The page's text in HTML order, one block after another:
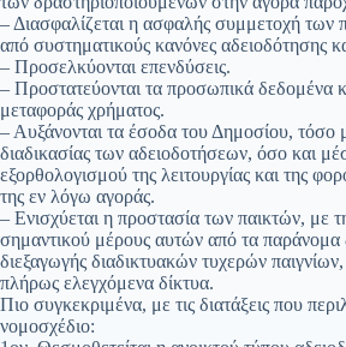
– Διασφαλίζεται η ασφαλής συμμετοχή των
από συστηματικούς κανόνες αδειοδότησης
– Προσελκύονται επενδύσεις.
– Προστατεύονται τα προσωπικά δεδομένα
μεταφοράς χρήματος.
– Αυξάνονται τα έσοδα του Δημοσίου, τόσο
διαδικασίας των αδειοδοτήσεων, όσο και
εξορθολογισμού της λειτουργίας και της
της εν λόγω αγοράς.
– Ενισχύεται η προστασία των παικτών, με
σημαντικού μέρους αυτών από τα παράνομα
διεξαγωγής διαδικτυακών τυχερών
πλήρως ελεγχόμενα δίκτυα.
Πιο συγκεκριμένα, με τις διατάξεις που
νομοσχέδιο: